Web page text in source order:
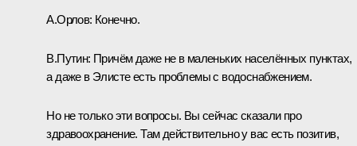
А.Орлов: Конечно.
В.Путин: Причём даже не в маленьких населённых пунктах,
а даже в Элисте есть проблемы с водоснабжением.
Но не только эти вопросы. Вы сейчас сказали про
здравоохранение. Там действительно у вас есть позитив,